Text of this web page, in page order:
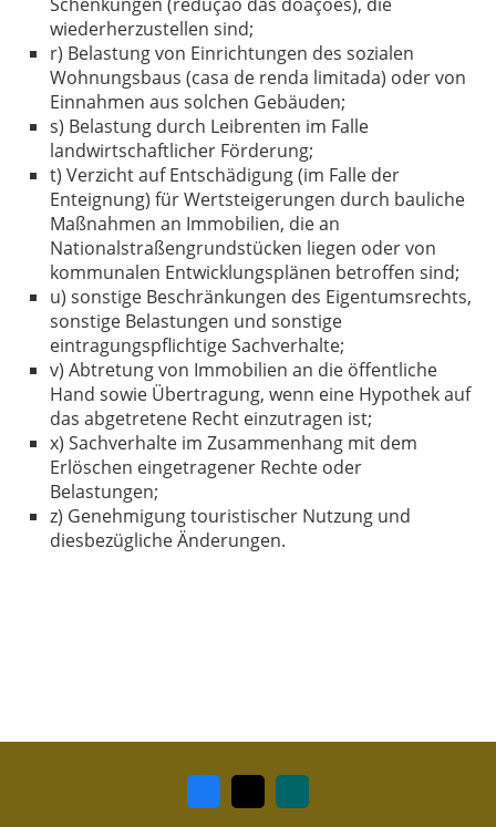
wiederherzustellen sind;
r) Belastung von Einrichtungen des sozialen
Wohnungsbaus (casa de renda limitada) oder von
Einnahmen aus solchen Gebäuden;
s) Belastung durch Leibrenten im Falle
landwirtschaftlicher Förderung;
t) Verzicht auf Entschädigung (im Falle der
Enteignung) für Wertsteigerungen durch bauliche
Maßnahmen an Immobilien, die an
Nationalstraßengrundstücken liegen oder von
kommunalen Entwicklungsplänen betroffen sind;
u) sonstige Beschränkungen des Eigentumsrechts,
sonstige Belastungen und sonstige
eintragungspflichtige Sachverhalte;
v) Abtretung von Immobilien an die öffentliche
Hand sowie Übertragung, wenn eine Hypothek auf
das abgetretene Recht einzutragen ist;
x) Sachverhalte im Zusammenhang mit dem
Erlöschen eingetragener Rechte oder
Belastungen;
z) Genehmigung touristischer Nutzung und
diesbezügliche Änderungen.